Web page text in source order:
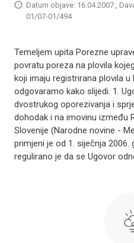
Datum objave: 16.04.2007.,
01/07-01/494
Temeljem upita Porezne
povratu poreza na plovila
koji imaju registrirana plovila u
odgovaramo kako slijedi. 1.
dvostrukog oporezivanja i
dohodak i na imovinu između
Slovenije (Narodne novine -
primjeni je od 1. siječnja 2006.
regulirano je da se Ugovor